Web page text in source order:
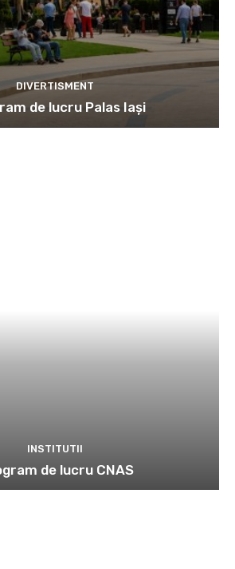
DIVERTISMENT
de lucru Palas Iași
INSTITUTII
de lucru CNAS